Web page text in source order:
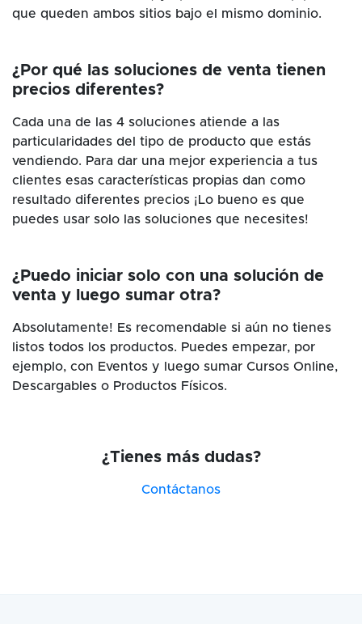
que queden ambos sitios bajo el mismo dominio.
¿Por qué las soluciones de venta tienen
precios diferentes?
Cada una de las 4 soluciones atiende a las
particularidades del tipo de producto que estás
vendiendo. Para dar una mejor experiencia a tus
clientes esas características propias dan como
resultado diferentes precios ¡Lo bueno es que
puedes usar solo las soluciones que necesites!
¿Puedo iniciar solo con una solución de
venta y luego sumar otra?
Absolutamente! Es recomendable si aún no tienes
listos todos los productos. Puedes empezar, por
ejemplo, con Eventos y luego sumar Cursos Online,
Descargables o Productos Físicos.
¿Tienes más dudas?
Contáctanos